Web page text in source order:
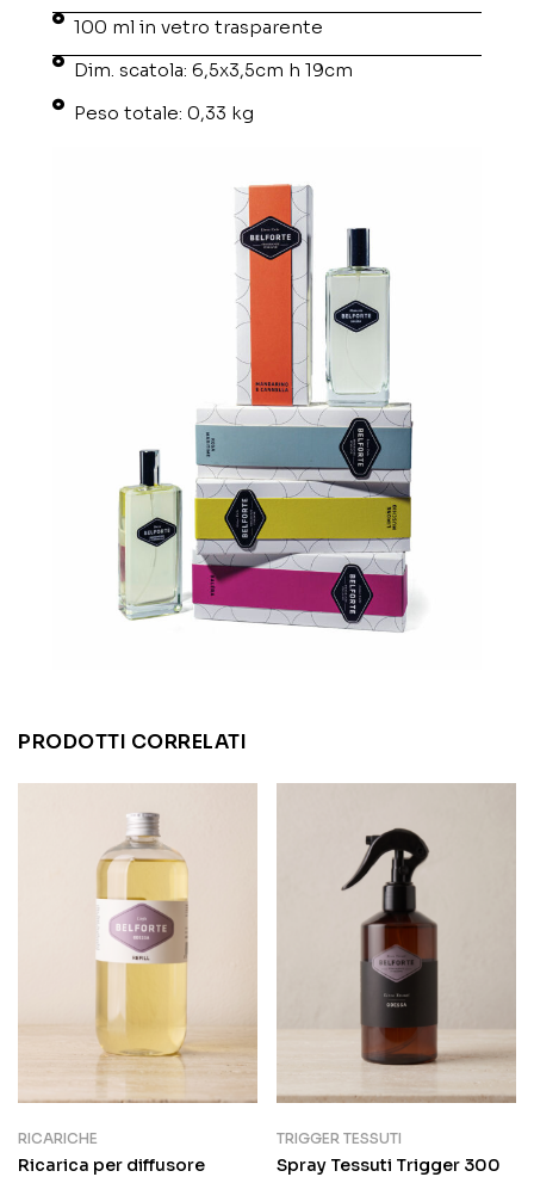
100 ml in vetro trasparente
Dim. scatola: 6,5x3,5cm h 19cm
Peso totale: 0,33 kg
PRODOTTI CORRELATI
RICARICHE
Ricarica per diffusore
TRIGGER TESSUTI
Spray Tessuti Trigger 300